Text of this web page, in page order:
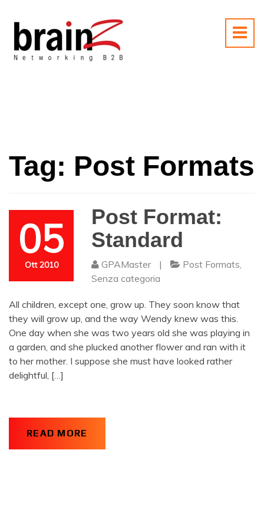
Tag: Post Formats
05
Ott 2010
Post Format:
Standard
GPAMaster | Post Formats,
Senza categoria
All children, except one, grow up. They soon know that
they will grow up, and the way Wendy knew was this.
One day when she was two years old she was playing in
a garden, and she plucked another flower and ran with it
to her mother. I suppose she must have looked rather
delightful, […]
READ MORE